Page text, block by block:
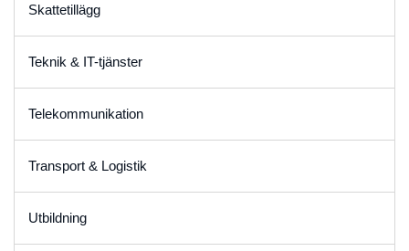
Skattetillägg
Teknik & IT-tjänster
Telekommunikation
Transport & Logistik
Utbildning